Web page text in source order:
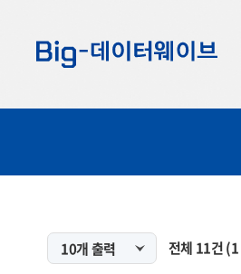
기
기
기
전체 11건(1